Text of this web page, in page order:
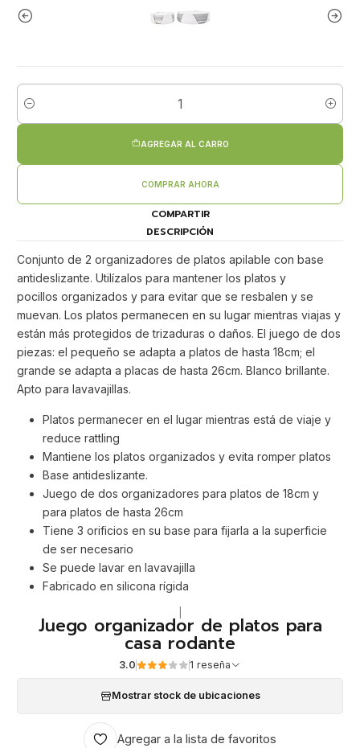
Cantidad
AGREGAR AL CARRO
COMPRAR AHORA
COMPARTIR
DESCRIPCIÓN
Conjunto de 2 organizadores de platos apilable con base
antideslizante. Utilízalos para mantener los platos y
pocillos organizados y para evitar que se resbalen y se
muevan. Los platos permanecen en su lugar mientras viajas y
están más protegidos de trizaduras o daños. El juego de dos
piezas: el pequeño se adapta a platos de hasta 18cm; el
grande se adapta a placas de hasta 26cm. Blanco brillante.
Apto para lavavajillas.
Platos permanecer en el lugar mientras está de viaje y
reduce rattling
Mantiene los platos organizados y evita romper platos
Base antideslizante.
Juego de dos organizadores para platos de 18cm y
para platos de hasta 26cm
Tiene 3 orificios en su base para fijarla a la superficie
de ser necesario
Se puede lavar en lavavajilla
Fabricado en silicona rígida
Juego organizador de platos para
casa rodante
3.0 1 reseña
Mostrar stock de ubicaciones
Agregar a la lista de favoritos